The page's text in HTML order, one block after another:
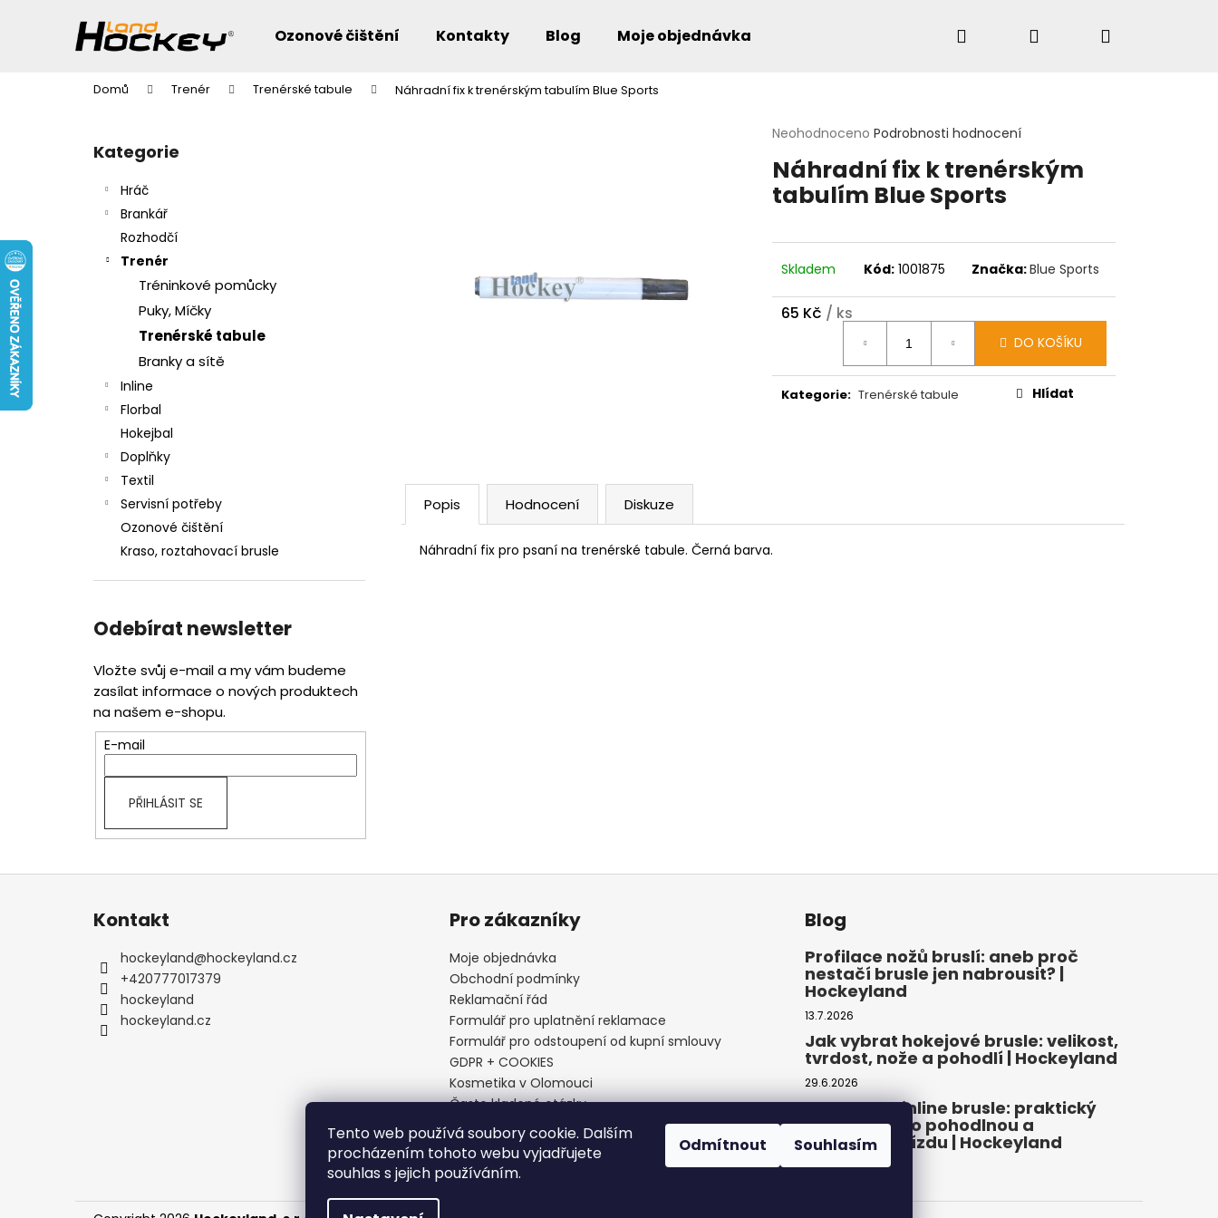
Tento web používá soubory cookie. Dalším
procházením tohoto webu vyjadřujete
souhlas s jejich používáním.
Odmítnout Souhlasím
Ozonové čištění Kontakty Blog Moje objednávka Přihlášení
Domů Trenér Trenérské tabule Náhradní fix k trenérským tabulím Blue Sports
Přeskočit
kategorie
Kategorie
Hráč
Brankář
Rozhodčí
Trenér
Tréninkové pomůcky
Puky, Míčky
Trenérské tabule
Branky a sítě
Inline
Florbal
Hokejbal
Doplňky
Textil
Servisní potřeby
Ozonové čištění
Kraso, roztahovací brusle
Odebírat newsletter
Vložte svůj e-mail a my vám budeme
zasílat informace o nových produktech
na našem e-shopu.
E-mail
PŘIHLÁSIT SE
Průměrné
produktu
je
0,0
Neohodnoceno Podrobnosti hodnocení
Náhradní fix k trenérským
tabulím Blue Sports
Skladem Kód: 1001875 Značka:Blue Sports
65 Kč / ks
DO KOŠÍKU
Kategorie: Trenérské tabule Hlídat
Popis Hodnocení Diskuze
Náhradní fix pro psaní na trenérské tabule. Černá barva.
Zpět
obchodu
Zpět
obchodu
Co potřebujete najít?
HLEDAT
Kontakt
hockeyland@hockeyland.cz
+420777017379
hockeyland
hockeyland.cz
Pro zákazníky
Moje objednávka
Obchodní podmínky
Reklamační řád
Formulář pro uplatnění reklamace
Formulář pro odstoupení od kupní smlouvy
GDPR + COOKIES
Kosmetika v Olomouci
Často kladené otázky
Blog
Profilace nožů bruslí: aneb proč
nestačí brusle jen nabrousit? |
Hockeyland
13.7.2026
Jak vybrat hokejové brusle: velikost,
tvrdost, nože a pohodlí | Hockeyland
29.6.2026
Jak vybrat inline brusle: praktický
průvodce pro pohodlnou a
bezpečnou jízdu | Hockeyland
22.6.2026